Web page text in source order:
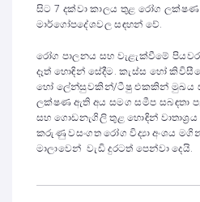
සිට 7 දක්වා කාලය තුළ රෝග
මාර්ගෝපදේශවල සඳහන් වේ.
රෝග පාලනය සහ වැළැක්වීමේ
දෑත් හොඳින් සේදීම. කැස්ස හෝ
හෝ ලේන්සුවකින්/ටීෂු එකකින් මුඛය
ලක්ෂණ ඇති අය සමග සමීප සබඳතා
සහ ගොඩනැගිලි තුළ හොඳින්
කරුණු වසංගත රෝග විද්‍යා අංශය
මාලාවෙන් වැඩි දුරටත් පෙන්වා දෙයි.